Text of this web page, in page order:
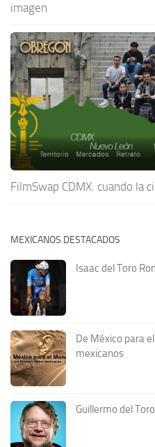
imagen
FilmSwap CDMX: cuando la
MEXICANOS DESTACADOS
Isaac del Toro
De México para
mexicanos
Guillermo del